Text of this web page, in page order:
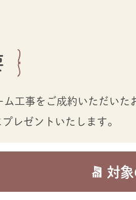
工事をご成約いただいた
レゼントいたします。
対